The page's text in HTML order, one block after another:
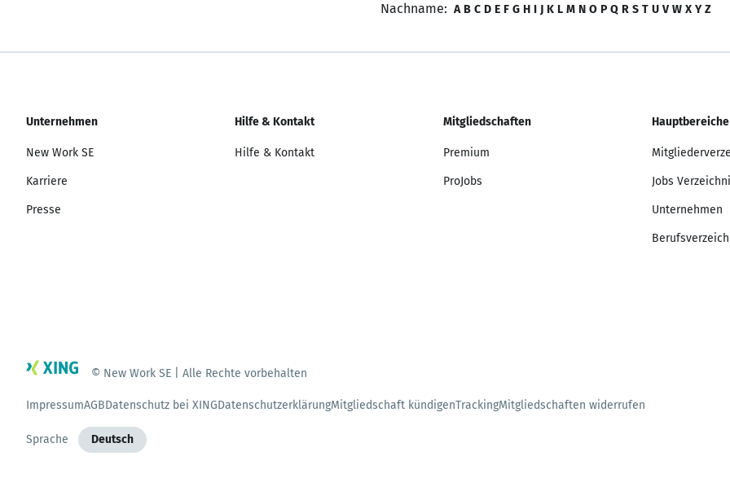
Nachname: A B C D E F G H I J K L M N O P Q R S T U V W X Y Z
Unternehmen
New Work SE
Karriere
Presse
Hilfe & Kontakt
Hilfe & Kontakt
Mitgliedschaften
Premium
ProJobs
Hauptbereiche
Jobs
Unternehmen
© New Work SE | Alle Rechte vorbehalten
ImpressumAGBDatenschutz bei XINGDatenschutzerklärungMitgliedschaft kündigenTrackingMitgliedschaften widerrufen
Sprache Deutsch